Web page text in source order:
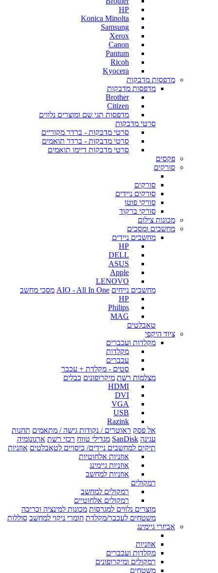
HP
Konica Minolta
Samsung
Xerox
Canon
Pantum
Ricoh
Kyocera
מדפסות מדבקות
מדפסות מדבקות
Brother
Citizen
מדפסות תגי שם ומוצרים נלווים
סרטי מדבקות
סרטי מדבקות - ברדר מקוריים
סרטי מדבקות - ברדר תואמים
סרטי מדבקות דיימו תואמים
פקסים
סורקים
סורקים
סורקים ניידים
סורקי פוטו
סורקי ברקוד
מכונות צילום
מחשבים ומסכים
מחשבים ניידים
HP
DELL
ASUS
Apple
LENOVO
מחשבים נייחים AIO - All In One מסכי מחשב
HP
Philips
MAG
טאבלטים
ציוד היקפי
מקלדות ועכברים
מקלדות
עכברים
סטים - מקלדת + עכבר
מצלמות רשת מיקרופונים כבלים
HDMI
DVI
VGA
USB
Razink
אל פסק ראוטרים / נקודות גישה / מתאמים תחנות
עגינה SanDisk מגדילי טווח רכזי רשת ארגונומיה
תיקים למחשבים ניידים/ כיסויים לטאבלטים אוזניות
אוזניות אלחוטיות
אוזניות גיימינג
אוזניות למחשב
רמקולים
רמקולים למחשב
רמקולים אלחוטיים
מוצרים נלווים למגרסות מכונות למינציה וכריכה
משטחים לעכבר/מקלדת חומרי ניקוי למחשב סוללות
אביזרי גיימינג
אוזניות
מקלדות ועכברים
רמקולים ומיקרופונים
משטחים